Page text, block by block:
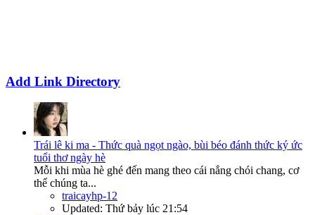
Add Link Directory
Trái lê ki ma - Thức quà ngọt ngào, bùi béo đánh thức ký ức
tuổi thơ ngày hè
Mỗi khi mùa hè ghé đến mang theo cái nắng chói chang, cơ
thể chúng ta...
traicayhp-12
Updated: Thứ bảy lúc 21:54